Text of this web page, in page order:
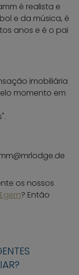
é realista e
e da música, é
anos e é o pai
imobiliária
momento em
os nossos
? Então